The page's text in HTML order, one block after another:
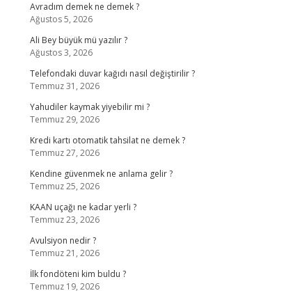
Avradım demek ne demek ?
Ağustos 5, 2026
Ali Bey büyük mü yazılır ?
Ağustos 3, 2026
Telefondaki duvar kağıdı nasıl değiştirilir ?
Temmuz 31, 2026
Yahudiler kaymak yiyebilir mi ?
Temmuz 29, 2026
Kredi kartı otomatik tahsilat ne demek ?
Temmuz 27, 2026
Kendine güvenmek ne anlama gelir ?
Temmuz 25, 2026
KAAN uçağı ne kadar yerli ?
Temmuz 23, 2026
Avulsiyon nedir ?
Temmuz 21, 2026
İlk fondöteni kim buldu ?
Temmuz 19, 2026